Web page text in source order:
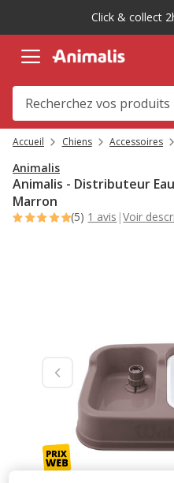
message,
Click & collect
Accueil Chiens Accessoires
Animalis
Animalis - Distributeur
Marron
(5) 1 avis |Voir